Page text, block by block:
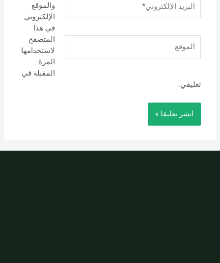
الإلكتروني*
والموقع
الإلكتروني
في هذا
المتصفح
لاستخدامها
المرة
المقبلة في
تعليقي.